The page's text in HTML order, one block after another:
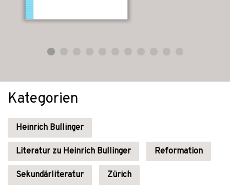
Kategorien
Heinrich Bullinger
Literatur zu Heinrich Bullinger Reformation
Sekundärliteratur Zürich